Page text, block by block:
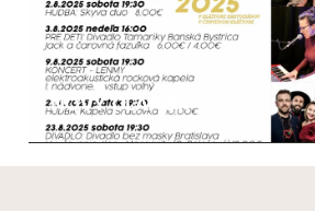
NOVÝ ČLÁNOK